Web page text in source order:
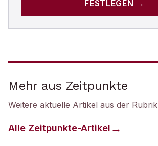
FESTLEGEN →
Mehr aus Zeitpunkte
Weitere aktuelle Artikel aus der Rubrik
Alle Zeitpunkte-Artikel